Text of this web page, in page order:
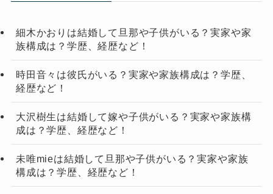
細木かおりは結婚して旦那や子供がいる？実家や家
族構成は？学歴、経歴など！
時田音々は彼氏がいる？実家や家族構成は？学歴、
経歴など！
大沢樹生は結婚して嫁や子供がいる？実家や家族構
成は？学歴、経歴など！
未唯mieは結婚して旦那や子供がいる？実家や家族
構成は？学歴、経歴など！